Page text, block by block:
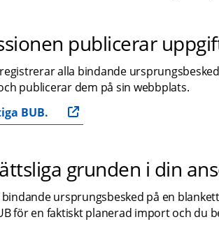
publicerar
alla bindande
publicerar dem på sin webbplats.
BUB.
grunden i din
ursprungsbesked på en
för en faktiskt planerad import och du